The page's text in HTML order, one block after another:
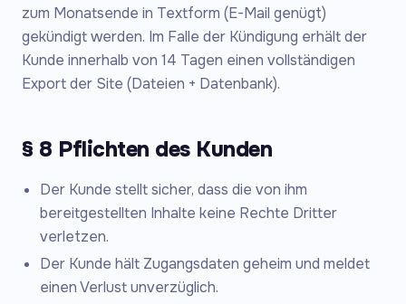
zum Monatsende in Textform (E-Mail genügt)
gekündigt werden. Im Falle der Kündigung erhält der
Kunde innerhalb von 14 Tagen einen vollständigen
Export der Site (Dateien + Datenbank).
§ 8 Pflichten des Kunden
Der Kunde stellt sicher, dass die von ihm
bereitgestellten Inhalte keine Rechte Dritter
verletzen.
Der Kunde hält Zugangsdaten geheim und meldet
einen Verlust unverzüglich.